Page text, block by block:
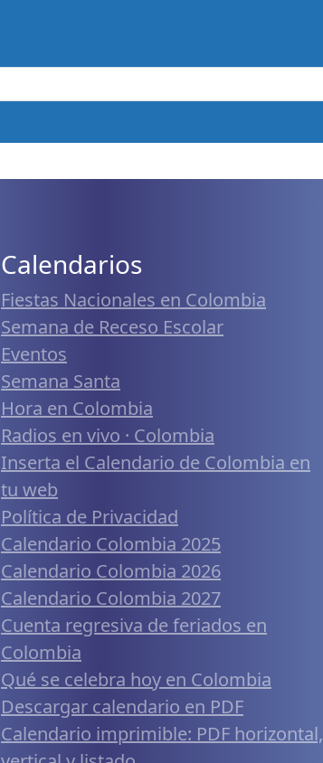
Calendarios
Fiestas Nacionales en Colombia
Semana de Receso Escolar
Eventos
Semana Santa
Hora en Colombia
Radios en vivo · Colombia
Inserta el Calendario de Colombia en
tu web
Política de Privacidad
Calendario Colombia 2025
Calendario Colombia 2026
Calendario Colombia 2027
Cuenta regresiva de feriados en
Colombia
Qué se celebra hoy en Colombia
Descargar calendario en PDF
Calendario imprimible: PDF horizontal,